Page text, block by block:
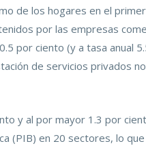
de los hogares en el
por las empresas
por ciento (y a tasa anual
de servicios privados
y al por mayor 1.3 por
(PIB) en 20 sectores, lo